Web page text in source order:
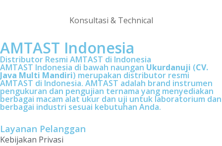
Konsultasi & Technical
AMTAST Indonesia
Distributor Resmi AMTAST di Indonesia
AMTAST Indonesia di bawah naungan Ukurdanuji (CV.
Java Multi Mandiri) merupakan distributor resmi
AMTAST di Indonesia. AMTAST adalah brand instrumen
pengukuran dan pengujian ternama yang menyediakan
berbagai macam alat ukur dan uji untuk laboratorium dan
berbagai industri sesuai kebutuhan Anda.
Layanan Pelanggan
Kebijakan Privasi